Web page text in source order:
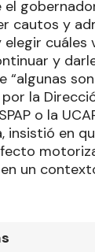
el
cautos y
cuáles
y
“algunas
la
o la
insistió en
un